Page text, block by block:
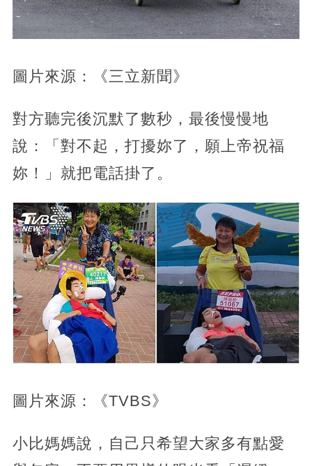
圖片來源：《三立新聞》
對方聽完後沉默了數秒，最後慢慢地
說：「對不起，打擾妳了，願上帝祝福
妳！」就把電話掛了。
圖片來源：《TVBS》
小比媽媽說，自己只希望大家多有點愛